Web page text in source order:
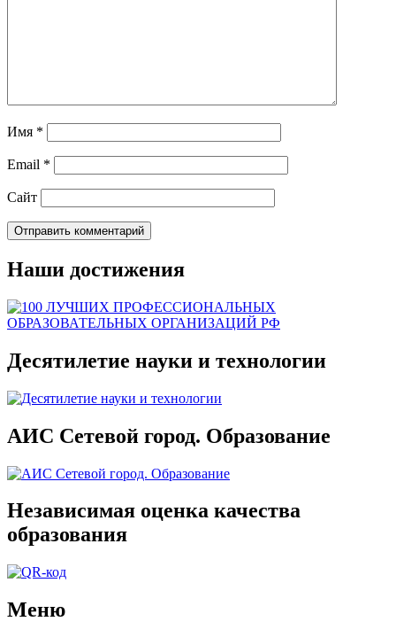
Имя *
Email *
Сайт
Наши достижения
Десятилетие науки и технологии
АИС Сетевой город. Образование
Независимая оценка качества
образования
Меню